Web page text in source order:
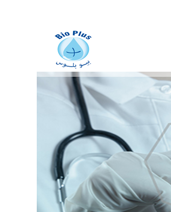
fabrication des dispositifs
médicaux